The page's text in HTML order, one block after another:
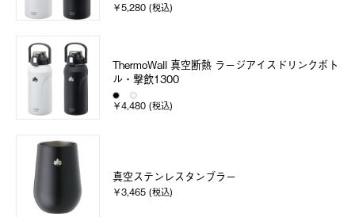
￥5,280 (税込)
ThermoWall 真空断熱 ラージアイスドリンクボト
ル・撃飲1300
￥4,480 (税込)
真空ステンレスタンブラー
￥3,465 (税込)